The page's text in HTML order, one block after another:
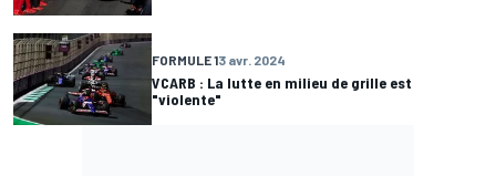
FORMULE 13 avr. 2024
VCARB : La lutte en milieu de grille est
"violente"